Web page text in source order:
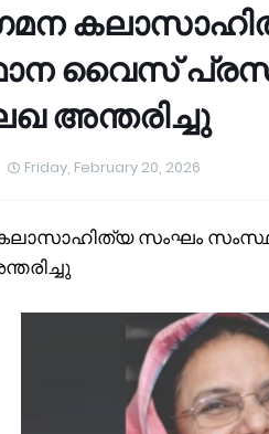
വൈസ്
അന്തരിച്ചു
Friday, February 20, 2026
സംഘം